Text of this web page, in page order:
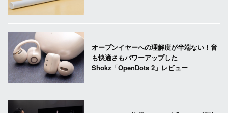
オープンイヤーへの理解度が半端ない！音
も快適さもパワーアップした
Shokz「OpenDots 2」レビュー